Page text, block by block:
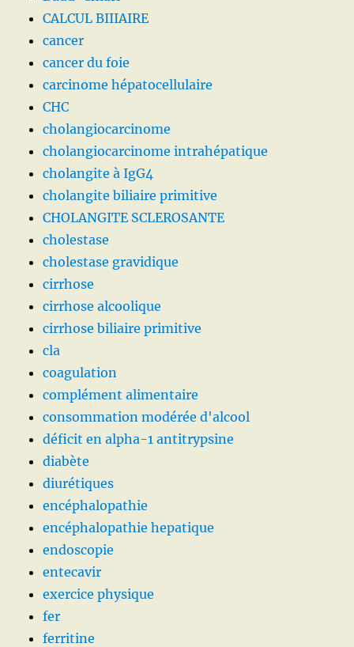
CALCUL BIIIAIRE
cancer
cancer du foie
carcinome hépatocellulaire
CHC
cholangiocarcinome
cholangiocarcinome intrahépatique
cholangite à IgG4
cholangite biliaire primitive
CHOLANGITE SCLEROSANTE
cholestase
cholestase gravidique
cirrhose
cirrhose alcoolique
cirrhose biliaire primitive
cla
coagulation
complément alimentaire
consommation modérée d'alcool
déficit en alpha-1 antitrypsine
diabète
diurétiques
encéphalopathie
encéphalopathie hepatique
endoscopie
entecavir
exercice physique
fer
ferritine